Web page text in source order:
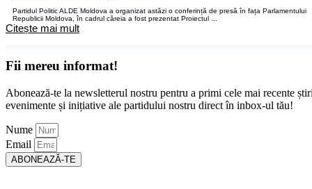
Partidul Politic ALDE Moldova a organizat astăzi o conferință de presă în fața Parlamentului
Republicii Moldova, în cadrul căreia a fost prezentat Proiectul ...
Citește mai mult
Fii mereu informat!
Abonează-te la newsletterul nostru pentru a primi cele mai recente
evenimente și inițiative ale partidului nostru direct în inbox-ul tău!
Nume
Email
ABONEAZĂ-TE